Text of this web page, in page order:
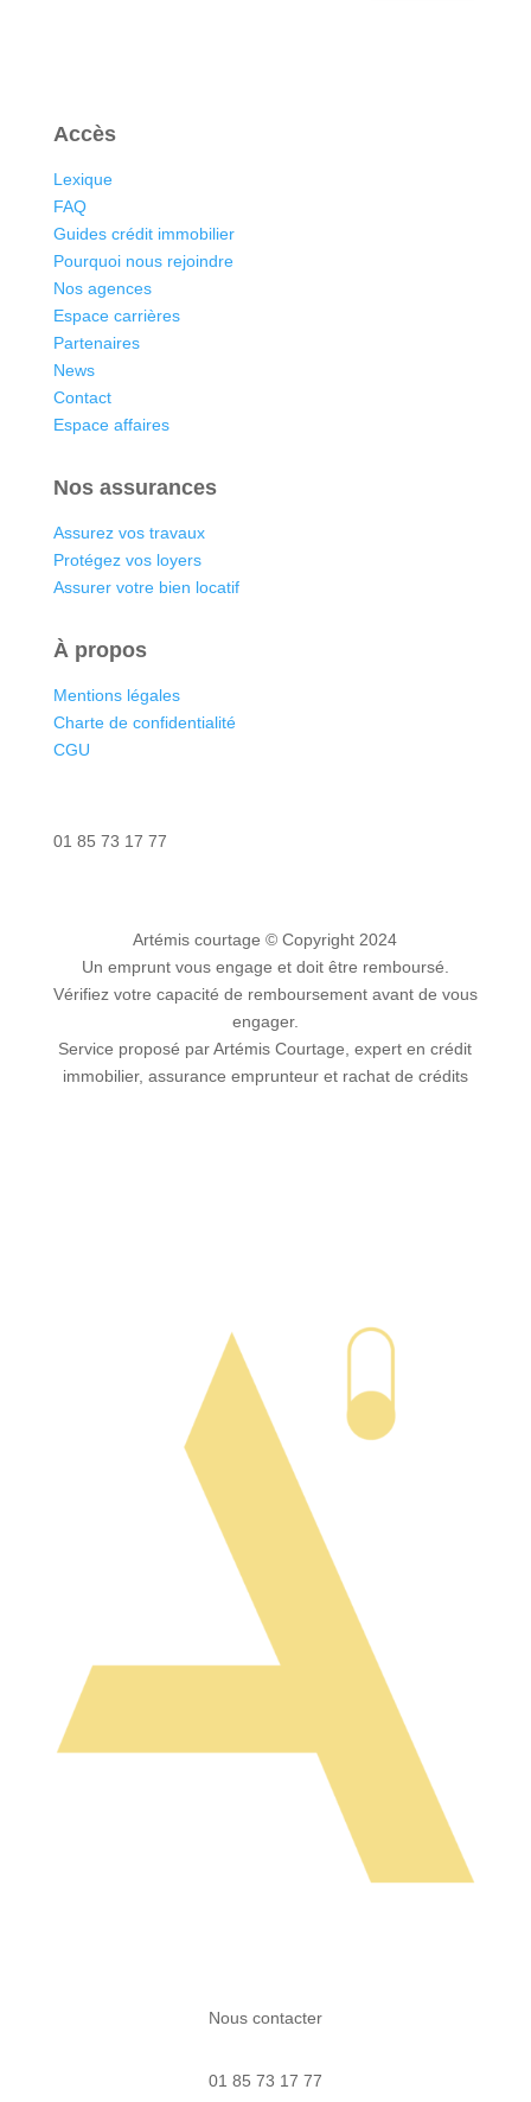
Accès
Lexique
FAQ
Guides crédit immobilier
Pourquoi nous rejoindre
Nos agences
Espace carrières
Partenaires
News
Contact
Espace affaires
Nos assurances
Assurez vos travaux
Protégez vos loyers
Assurer votre bien locatif
À propos
Mentions légales
Charte de confidentialité
CGU
01 85 73 17 77
Artémis courtage© Copyright 2024
Un emprunt vous engage et doit être remboursé.
Vérifiez votre capacité de remboursement avant de vous
engager.
Service proposé par Artémis Courtage, expert en crédit
immobilier, assurance emprunteur et rachat de crédits
Nous contacter
01 85 73 17 77